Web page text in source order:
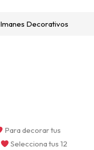
Imanes Decorativos
Para decorar tus
Selecciona tus 12